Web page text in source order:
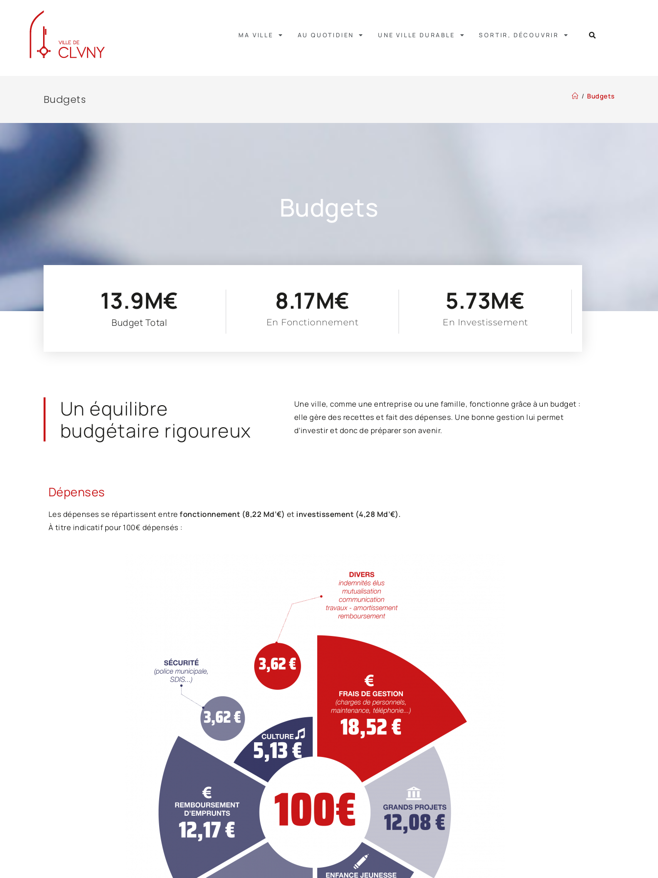
MA VILLE AU QUOTIDIEN UNE VILLE DURABLE SORTIR, DÉCOUVRIR
Budgets / Budgets
Budgets
Budget Total
13.9M€
En Fonctionnement
8.17M€
En Investissement
5.73M€
Un équilibre
budgétaire rigoureux
Une ville, comme une entreprise ou une famille, fonctionne grâce à un budget :
elle gère des recettes et fait des dépenses. Une bonne gestion lui permet
d’investir et donc de préparer son avenir.
Dépenses
Les dépenses se répartissent entrefonctionnement (8,22 Md’€) et investissement (4,28 Md’€).
À titre indicatif pour 100€ dépensés :